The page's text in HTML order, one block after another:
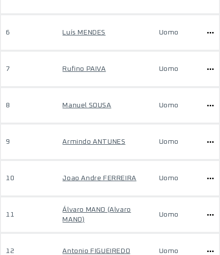
6 Luís MENDES Uomo
7 Rufino PAIVA Uomo
8 Manuel SOUSA Uomo
9 Armindo ANTUNES Uomo
10 Joao Andre FERREIRA Uomo
11
Álvaro MANO (Alvaro
MANO)
Uomo
12 Antonio FIGUEIREDO Uomo